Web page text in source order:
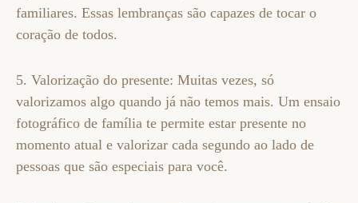
familiares. Essas lembranças são capazes de tocar o
coração de todos.
5. Valorização do presente: Muitas vezes, só
valorizamos algo quando já não temos mais. Um ensaio
fotográfico de família te permite estar presente no
momento atual e valorizar cada segundo ao lado de
pessoas que são especiais para você.